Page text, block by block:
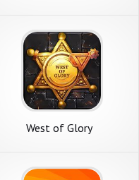
West of Glory